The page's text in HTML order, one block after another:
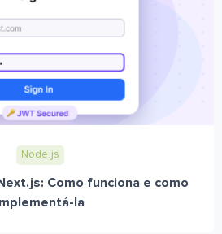
Node.js
Como funciona e como
la